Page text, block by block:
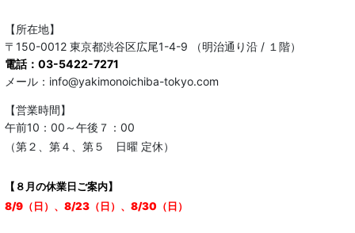
【所在地】
〒150-0012 東京都渋谷区広尾1-4-9 （明治通り沿 / １階）
電話：03-5422-7271
メール：info@yakimonoichiba-tokyo.com
【営業時間】
午前10：00～午後７：00
（第２、第４、第５ 日曜 定休）
【８月の休業日ご案内】
8/9（日）、8/23（日）、8/30（日）